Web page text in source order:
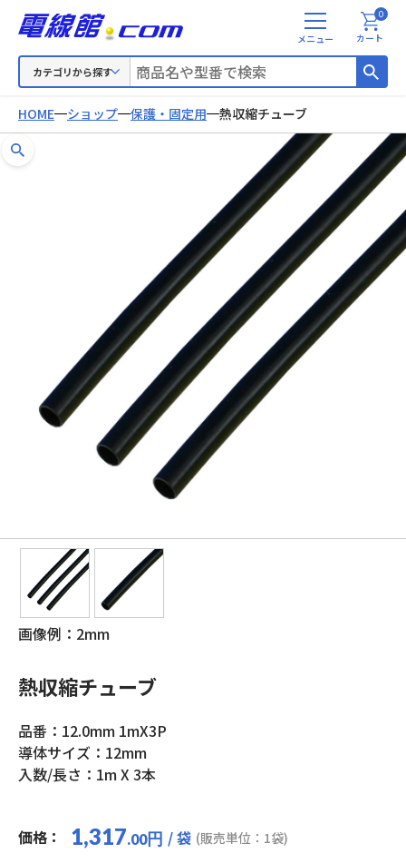
カテゴリから探す
メ
ニ
カート
0
HOME ショップ 保護・固定用 熱収縮チューブ
画像例：2mm
熱収縮チューブ
品番：12.0mm 1mX3P
導体サイズ：12mm
入数/長さ：1m X 3本
価格： 1,317.00円 / 袋 (販売単位：1袋)